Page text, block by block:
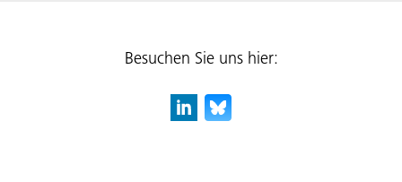
Besuchen Sie uns hier: